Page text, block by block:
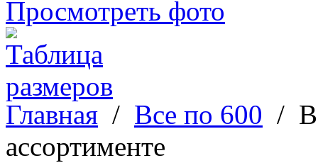
Просмотреть фото
Главная / Все по 600 /
ассортименте